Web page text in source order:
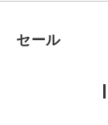
セール